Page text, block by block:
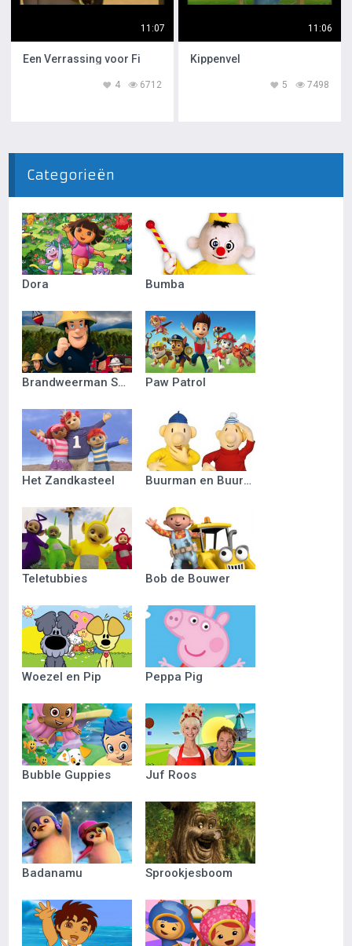
11:07
Een Verrassing voor Fi
6712
4
11:06
Kippenvel
7498
5
Categorieën
Dora Bumba
Brandweerman Sam Paw Patrol
Het Zandkasteel Buurman en Buurman
Teletubbies Bob de Bouwer
Woezel en Pip Peppa Pig
Bubble Guppies Juf Roos
Badanamu Sprookjesboom